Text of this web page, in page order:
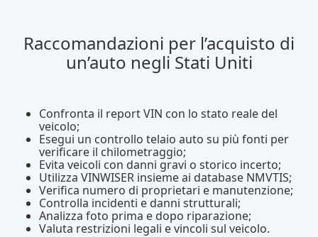
Raccomandazioni per l’acquisto di
un’auto negli Stati Uniti
Confronta il report VIN con lo stato reale del
veicolo;
Esegui un controllo telaio auto su più fonti per
verificare il chilometraggio;
Evita veicoli con danni gravi o storico incerto;
Utilizza VINWISER insieme ai database NMVTIS;
Verifica numero di proprietari e manutenzione;
Controlla incidenti e danni strutturali;
Analizza foto prima e dopo riparazione;
Valuta restrizioni legali e vincoli sul veicolo.